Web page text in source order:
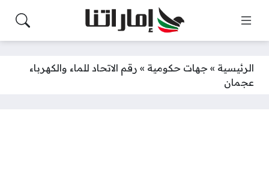
الرئيسية » جهات حكومية » رقم الاتحاد للماء والكهرباء
عجمان